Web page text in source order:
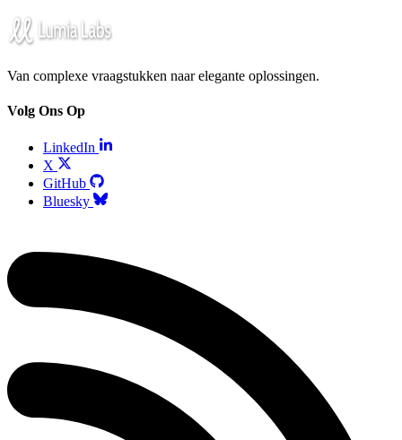
Van complexe vraagstukken naar elegante oplossingen.
Volg Ons Op
LinkedIn
X
GitHub
Bluesky